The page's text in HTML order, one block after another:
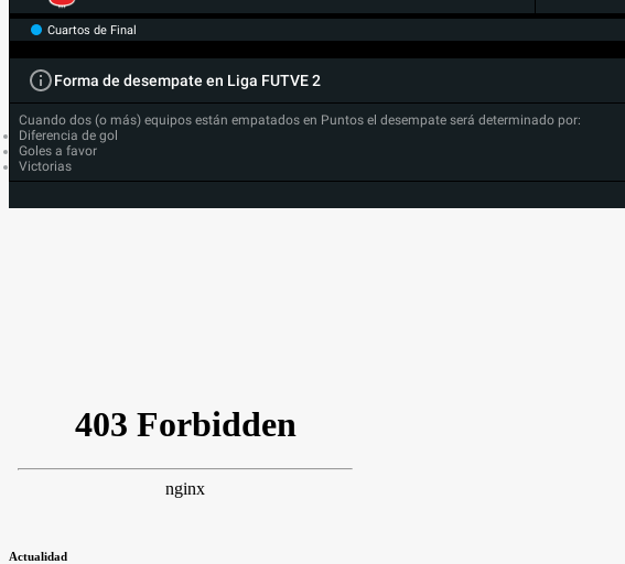
Cuartos de Final
Forma de desempate en Liga FUTVE 2
Cuando dos (o más) equipos están empatados en Puntos el desempate será determinado por:
Diferencia de gol
Goles a favor
Victorias
Actualidad